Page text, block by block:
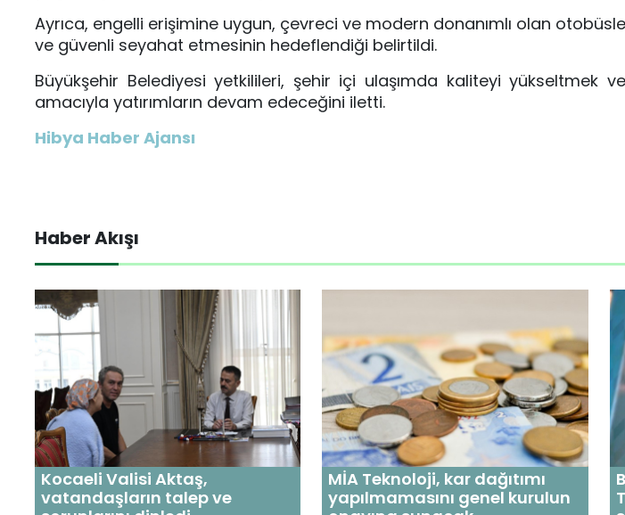
Ayrıca, engelli erişimine uygun, çevreci ve modern donanımlı olan
ve güvenli seyahat etmesinin hedeflendiği belirtildi.
Büyükşehir Belediyesi yetkilileri, şehir içi ulaşımda kaliteyi yükseltmek
amacıyla yatırımların devam edeceğini iletti.
Hibya Haber Ajansı
Haber Akışı
Kocaeli Valisi Aktaş,
vatandaşların talep ve
MİA Teknoloji, kar dağıtımı
yapılmamasını genel kurulun